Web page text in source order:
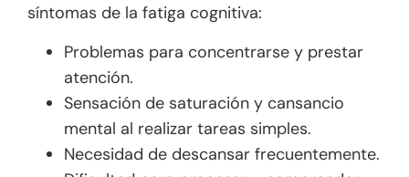
síntomas de la fatiga cognitiva:
Problemas para concentrarse y prestar
atención.
Sensación de saturación y cansancio
mental al realizar tareas simples.
Necesidad de descansar frecuentemente.